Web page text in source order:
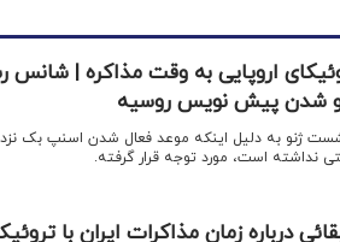
اروپایی به وقت مذاکره |
شدن پیش نویس روسیه
ژنو به دلیل اینکه موعد فعال شدن اسنپ بک
نداشته است، مورد توجه قرار گرفته.
درباره زمان مذاکرات ایران با